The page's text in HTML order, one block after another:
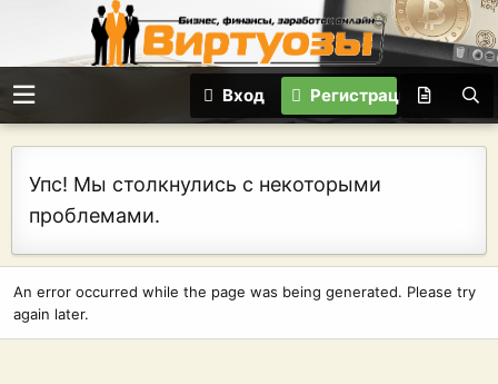
Вход Регистрация
Упс! Мы столкнулись с некоторыми
проблемами.
An error occurred while the page was being generated. Please try
again later.